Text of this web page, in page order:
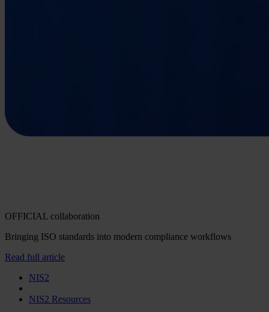
OFFICIAL collaboration
Bringing ISO standards into modern compliance workflows
Read full article
NIS2
NIS2 Resources